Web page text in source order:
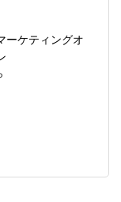
ーケティングオ